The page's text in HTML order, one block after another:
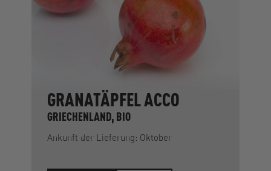
GRANATÄPFEL ACCO
GRIECHENLAND, BIO
Ankunft der Lieferung: Oktober